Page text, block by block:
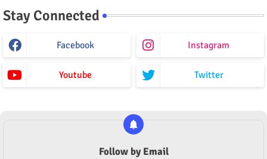
Stay Connected
Facebook Instagram
Youtube Twitter
Follow by Email